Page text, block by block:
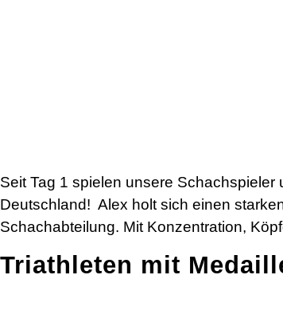
Seit Tag 1 spielen unsere
Deutschland! Alex holt sich einen
Schachabteilung. Mit Konzentration,
Triathleten mit